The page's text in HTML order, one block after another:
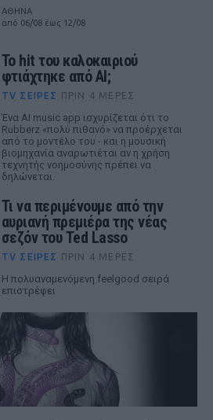
ΑΘΗΝΑ
από 06/08 έως 12/08
Το hit του καλοκαιριού
φτιάχτηκε από AI;
TV ΣΕΙΡΈΣ ΠΡΙΝ 4 ΜΈΡΕΣ
Ένα AI music app ισχυρίζεται ότι το
Rubberz «πολύ πιθανό» να προέρχεται
από το μοντέλο του - και η μουσική
βιομηχανία αναρωτιέται αν η χρήση
τεχνητής νοημοσύνης πρέπει να
δηλώνεται.
Τι να περιμένουμε από την
αυριανή πρεμιέρα της νέας
σεζόν του Ted Lasso
TV ΣΕΙΡΈΣ ΠΡΙΝ 4 ΜΈΡΕΣ
Η πολυαναμενόμενη feelgood σειρά
επιστρέφει